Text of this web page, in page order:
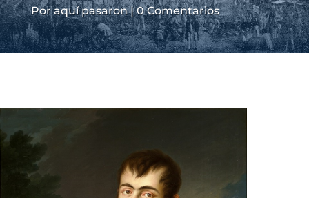
Por aquí pasaron|0 Comentarios